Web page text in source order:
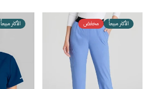
الأكثر مبيعاً مخفض الأكثر مبيعاً